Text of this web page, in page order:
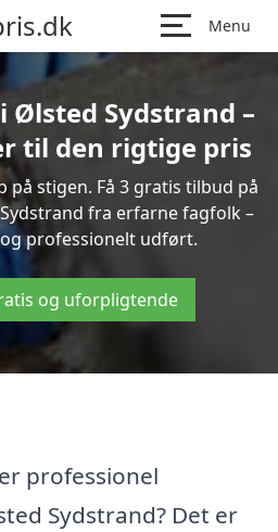
Menu
Ølsted Sydstrand –
til den rigtige pris
på stigen. Få 3 gratis tilbud på
fra erfarne fagfolk –
professionelt udført.
og uforpligtende
professionel
Sydstrand? Det er